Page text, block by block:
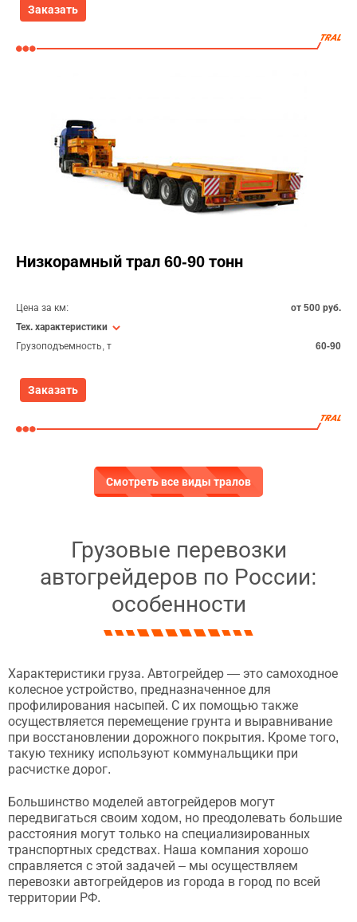
Заказать
Низкорамный трал 60-90 тонн
Цена за км:
от 500 руб.
Тех. характеристики
Грузоподъемность, т
60-90
Заказать
Смотреть все виды тралов
Грузовые перевозки
автогрейдеров по России:
особенности
Характеристики груза. Автогрейдер — это самоходное
колесное устройство, предназначенное для
профилирования насыпей. С их помощью также
осуществляется перемещение грунта и выравнивание
при восстановлении дорожного покрытия. Кроме того,
такую технику используют коммунальщики при
расчистке дорог.
Большинство моделей автогрейдеров могут
передвигаться своим ходом, но преодолевать большие
расстояния могут только на специализированных
транспортных средствах. Наша компания хорошо
справляется с этой задачей – мы осуществляем
перевозки автогрейдеров из города в город по всей
территории РФ.